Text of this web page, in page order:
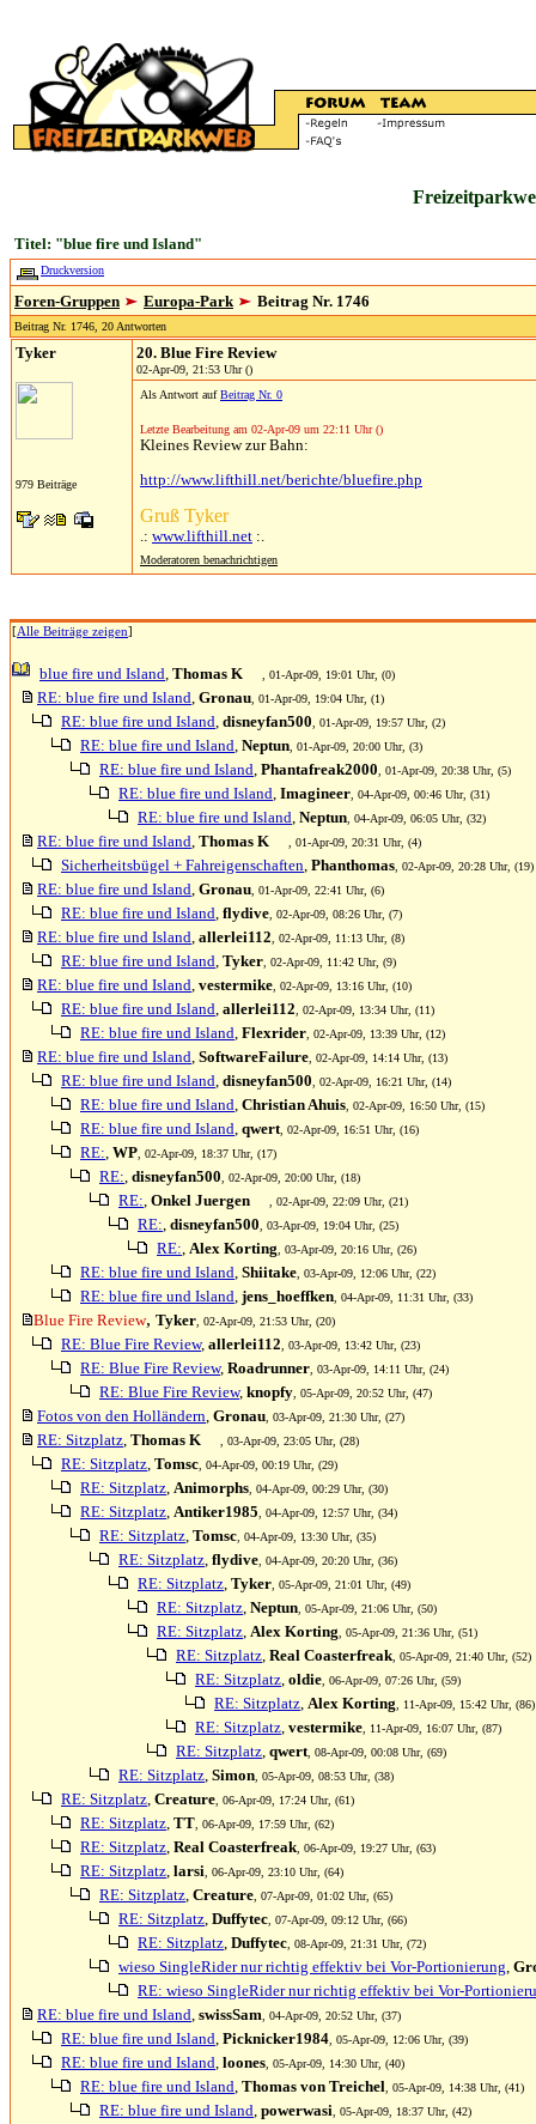
Titel: "blue fire und Island"
Druckversion
Foren-Gruppen Europa-Park Beitrag Nr. 1746
Beitrag Nr. 1746, 20 Antworten
Tyker
979 Beiträge
20. Blue Fire Review
02-Apr-09, 21:53 Uhr ()
Als Antwort aufBeitrag Nr. 0
Letzte Bearbeitung am 02-Apr-09 um 22:11 Uhr ()
Kleines Review zur Bahn:
http://www.lifthill.net/berichte/bluefire.php
Gruß Tyker
.: www.lifthill.net :.
Moderatoren benachrichtigen
[Alle Beiträge zeigen]
blue fire und Island, Thomas K , 01-Apr-09, 19:01 Uhr, (0)
RE: blue fire und Island, Gronau , 01-Apr-09, 19:04 Uhr, (1)
RE: blue fire und Island, disneyfan500 , 01-Apr-09, 19:57 Uhr, (2)
RE: blue fire und Island, Neptun , 01-Apr-09, 20:00 Uhr, (3)
RE: blue fire und Island, Phantafreak2000 , 01-Apr-09, 20:38 Uhr, (5)
RE: blue fire und Island, Imagineer , 04-Apr-09, 00:46 Uhr, (31)
RE: blue fire und Island, Neptun , 04-Apr-09, 06:05 Uhr, (32)
RE: blue fire und Island, Thomas K , 01-Apr-09, 20:31 Uhr, (4)
Sicherheitsbügel + Fahreigenschaften, Phanthomas , 02-Apr-09, 20:28 Uhr, (19)
RE: blue fire und Island, Gronau , 01-Apr-09, 22:41 Uhr, (6)
RE: blue fire und Island, flydive , 02-Apr-09, 08:26 Uhr, (7)
RE: blue fire und Island, allerlei112 , 02-Apr-09, 11:13 Uhr, (8)
RE: blue fire und Island, Tyker , 02-Apr-09, 11:42 Uhr, (9)
RE: blue fire und Island, vestermike , 02-Apr-09, 13:16 Uhr, (10)
RE: blue fire und Island, allerlei112 , 02-Apr-09, 13:34 Uhr, (11)
RE: blue fire und Island, Flexrider , 02-Apr-09, 13:39 Uhr, (12)
RE: blue fire und Island, SoftwareFailure , 02-Apr-09, 14:14 Uhr, (13)
RE: blue fire und Island, disneyfan500 , 02-Apr-09, 16:21 Uhr, (14)
RE: blue fire und Island, Christian Ahuis , 02-Apr-09, 16:50 Uhr, (15)
RE: blue fire und Island, qwert , 02-Apr-09, 16:51 Uhr, (16)
RE:, WP , 02-Apr-09, 18:37 Uhr, (17)
RE:, disneyfan500 , 02-Apr-09, 20:00 Uhr, (18)
RE:, Onkel Juergen , 02-Apr-09, 22:09 Uhr, (21)
RE:, disneyfan500 , 03-Apr-09, 19:04 Uhr, (25)
RE:, Alex Korting , 03-Apr-09, 20:16 Uhr, (26)
RE: blue fire und Island, Shiitake , 03-Apr-09, 12:06 Uhr, (22)
RE: blue fire und Island, jens_hoeffken , 04-Apr-09, 11:31 Uhr, (33)
Blue Fire Review, Tyker , 02-Apr-09, 21:53 Uhr, (20)
RE: Blue Fire Review, allerlei112 , 03-Apr-09, 13:42 Uhr, (23)
RE: Blue Fire Review, Roadrunner , 03-Apr-09, 14:11 Uhr, (24)
RE: Blue Fire Review, knopfy , 05-Apr-09, 20:52 Uhr, (47)
Fotos von den Holländern, Gronau , 03-Apr-09, 21:30 Uhr, (27)
RE: Sitzplatz, Thomas K , 03-Apr-09, 23:05 Uhr, (28)
RE: Sitzplatz, Tomsc , 04-Apr-09, 00:19 Uhr, (29)
RE: Sitzplatz, Animorphs , 04-Apr-09, 00:29 Uhr, (30)
RE: Sitzplatz, Antiker1985 , 04-Apr-09, 12:57 Uhr, (34)
RE: Sitzplatz, Tomsc , 04-Apr-09, 13:30 Uhr, (35)
RE: Sitzplatz, flydive , 04-Apr-09, 20:20 Uhr, (36)
RE: Sitzplatz, Tyker , 05-Apr-09, 21:01 Uhr, (49)
RE: Sitzplatz, Neptun , 05-Apr-09, 21:06 Uhr, (50)
RE: Sitzplatz, Alex Korting , 05-Apr-09, 21:36 Uhr, (51)
RE: Sitzplatz, Real Coasterfreak , 05-Apr-09, 21:40 Uhr, (52)
RE: Sitzplatz, oldie , 06-Apr-09, 07:26 Uhr, (59)
RE: Sitzplatz, Alex Korting , 11-Apr-09, 15:42 Uhr, (86)
RE: Sitzplatz, vestermike , 11-Apr-09, 16:07 Uhr, (87)
RE: Sitzplatz, qwert , 08-Apr-09, 00:08 Uhr, (69)
RE: Sitzplatz, Simon , 05-Apr-09, 08:53 Uhr, (38)
RE: Sitzplatz, Creature , 06-Apr-09, 17:24 Uhr, (61)
RE: Sitzplatz, TT , 06-Apr-09, 17:59 Uhr, (62)
RE: Sitzplatz, Real Coasterfreak , 06-Apr-09, 19:27 Uhr, (63)
RE: Sitzplatz, larsi , 06-Apr-09, 23:10 Uhr, (64)
RE: Sitzplatz, Creature , 07-Apr-09, 01:02 Uhr, (65)
RE: Sitzplatz, Duffytec , 07-Apr-09, 09:12 Uhr, (66)
RE: Sitzplatz, Duffytec , 08-Apr-09, 21:31 Uhr, (72)
wieso SingleRider nur richtig effektiv bei Vor-Portionierung,
RE: wieso SingleRider nur richtig effektiv bei Vor-
RE: blue fire und Island, swissSam , 04-Apr-09, 20:52 Uhr, (37)
RE: blue fire und Island, Picknicker1984 , 05-Apr-09, 12:06 Uhr, (39)
RE: blue fire und Island, loones , 05-Apr-09, 14:30 Uhr, (40)
RE: blue fire und Island, Thomas von Treichel , 05-Apr-09, 14:38 Uhr, (41)
RE: blue fire und Island, powerwasi , 05-Apr-09, 18:37 Uhr, (42)